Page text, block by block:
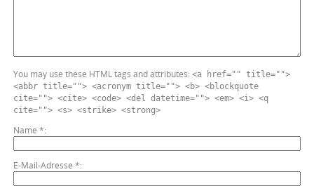
You may use these HTML tags and attributes: <a href="" title="">
<abbr title=""> <acronym title=""> <b> <blockquote
cite=""> <cite> <code> <del datetime=""> <em> <i> <q
cite=""> <s> <strike> <strong>
Name *
E-Mail-Adresse *